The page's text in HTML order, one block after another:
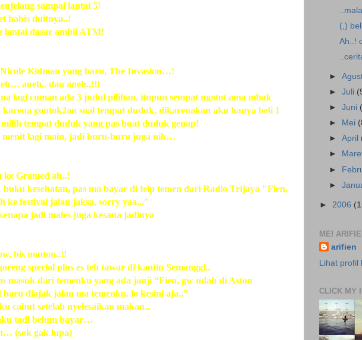
sampai lantai 5!
habis duitnya..!
lantai dasar ambil ATM!
Kidman yang baru, The Invasion…!
aneh.. dan aneh..!!!
lagi cuman ada 3 judul pilihan, itupun sempat ngotot ama mbak
gontok2an soal tempat duduk, dikarenakan aku hanya beli 1
tempat duduk yang pas buat duduk genap!
menit lagi main, jadi buru-buru juga nih…
Gramed ah..!
buku kesehatan, pas mo bayar di telp temen dari Radio Trijaya "Fien,
ke festival jalan jaksa, sorry yaa..."
jadi males juga kesana jadinya
bis nonton..!!
special plus es teh tawar di kantin Semanggi..
masuk dari temenku yang ada janji “Fien, gw udah di Aston
diajak jalan ma temenku, lo kesini aja..”
cabut setelah nyelesaikan makan..
tadi belum bayar…
(sok gak lupa)
(,)
Ah..!
►
►Juli
►Juni
►
Mei
►April
►
►
►
► 2006
ME!
arifien
Lihat profil
CLICK MY